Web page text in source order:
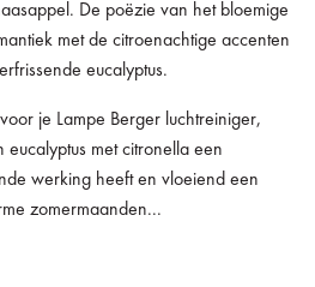
De poëzie van het bloemige
met de citroenachtige accenten
eucalyptus.
je Lampe Berger luchtreiniger,
met citronella een
werking heeft en vloeiend een
zomermaanden...